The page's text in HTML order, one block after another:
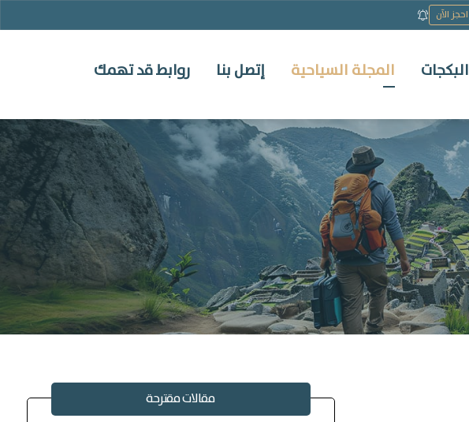
احجز الآن
البكجات المجلة السياحية إتصل بنا روابط قد تهمك
مقالات مقترحة